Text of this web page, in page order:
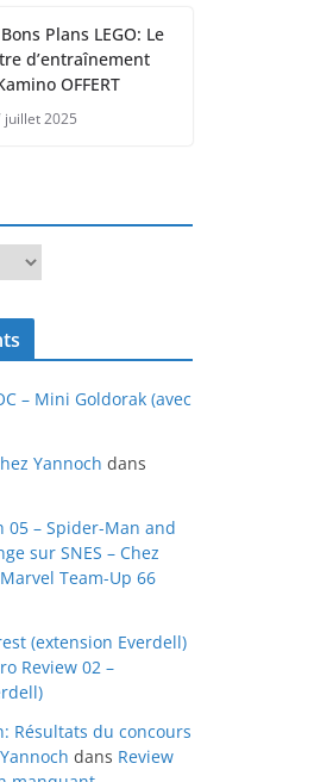
Plans LEGO: Le
d’entraînement
OFFERT
juillet 2025
– Mini Goldorak (avec
Yannoch dans
05 – Spider-Man and
sur SNES – Chez
Team-Up 66
(extension Everdell)
Review 02 –
Résultats du concours
dans Review